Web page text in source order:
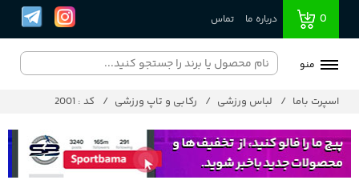
0 درباره ما تماس
منو
اسپرت باما لباس ورزشی رکابی و تاپ ورزشی کد : 2001